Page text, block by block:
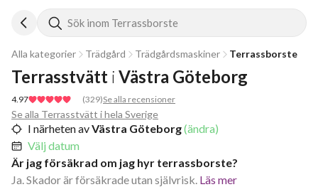
Sök inom Terrassborste
Alla kategorier Trädgård Trädgårdsmaskiner Terrassborste
4.97 (329)Se alla recensioner
Terrasstvätt i Västra Göteborg
Se alla Terrasstvätt i hela Sverige
I närheten avVästra Göteborg(ändra)
Välj datum
Är jag försäkrad om jag hyr terrassborste?
Ja. Skador är försäkrade utan självrisk. Läs mer